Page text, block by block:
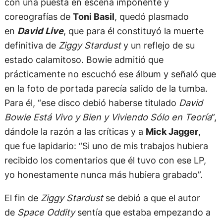
coreografías de Toni Basil, quedó plasmado
en David Live, que para él constituyó la muerte
definitiva de Ziggy Stardusty un reflejo de su
estado calamitoso. Bowie admitió que
prácticamente no escuchó ese álbum y señaló que
en la foto de portada parecía salido de la tumba.
Para él, “ese disco debió haberse titulado David
Bowie Está Vivo y Bien y Viviendo Sólo en Teoría”,
dándole la razón a las críticas y a Mick Jagger,
que fue lapidario: “Si uno de mis trabajos hubiera
recibido los comentarios que él tuvo con ese LP,
yo honestamente nunca más hubiera grabado”.
El fin de Ziggy Stardustse debió a que el autor
de Space Odditysentía que estaba empezando a